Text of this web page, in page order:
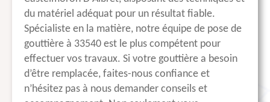
du matériel adéquat pour un résultat fiable.
Spécialiste en la matière, notre équipe de pose de
gouttière à 33540 est le plus compétent pour
effectuer vos travaux. Si votre gouttière a besoin
d’être remplacée, faites-nous confiance et
n’hésitez pas à nous demander conseils et